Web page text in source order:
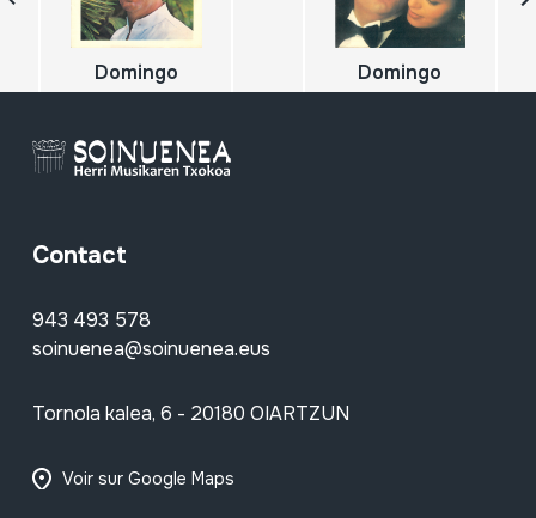
Domingo Domingo
Contact
943 493 578
soinuenea@soinuenea.eus
Tornola kalea, 6 - 20180 OIARTZUN
Voir sur Google Maps